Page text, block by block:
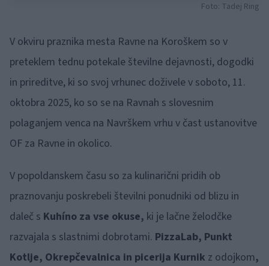
Foto: Tadej Ring
V okviru praznika mesta Ravne na Koroškem so v
preteklem tednu potekale številne dejavnosti, dogodki
in prireditve, ki so svoj vrhunec doživele v soboto, 11.
oktobra 2025, ko so se na Ravnah s slovesnim
polaganjem venca na Navrškem vrhu v čast ustanovitve
OF za Ravne in okolico.
V popoldanskem času so za kulinarični pridih ob
praznovanju poskrebeli številni ponudniki od blizu in
daleč s Kuhíno za vse okuse, ki je lačne želodčke
razvajala s slastnimi dobrotami. PizzaLab, Punkt
Kotlje, Okrepčevalnica in picerija Kurnik z odojkom,